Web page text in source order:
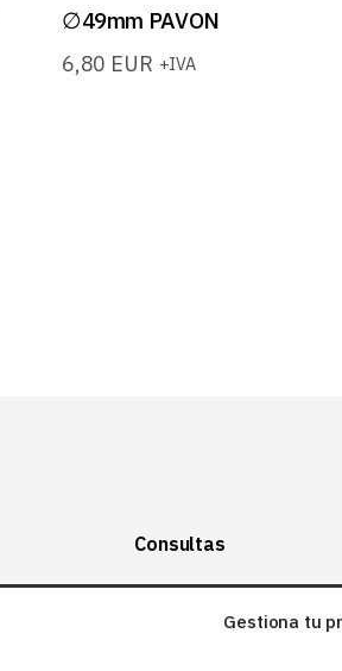
Gestiona tu
∅49mm PAVON
6,80 EUR +IVA
Consultas
+34 966 28 88